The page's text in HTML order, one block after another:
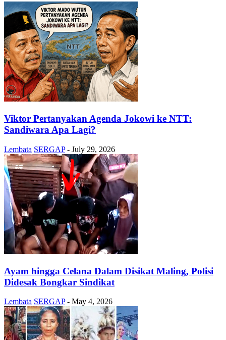
Viktor Pertanyakan Agenda Jokowi ke NTT:
Sandiwara Apa Lagi?
Lembata SERGAP - July 29, 2026
Ayam hingga Celana Dalam Disikat Maling, Polisi
Didesak Bongkar Sindikat
Lembata SERGAP - May 4, 2026